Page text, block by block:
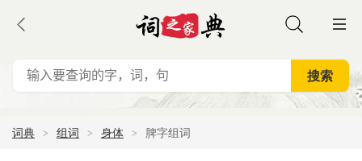
词典 组词 身体 脾字组词